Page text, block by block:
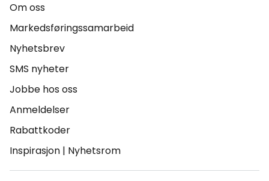
Om oss
Markedsføringssamarbeid
Nyhetsbrev
SMS nyheter
Jobbe hos oss
Anmeldelser
Rabattkoder
Inspirasjon | Nyhetsrom